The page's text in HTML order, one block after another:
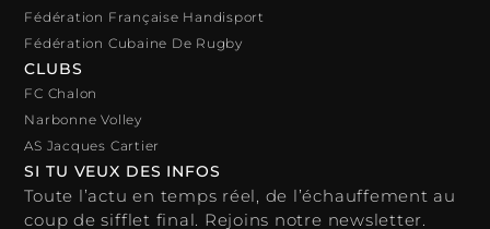
Fédération Française Handisport
Fédération Cubaine De Rugby
CLUBS
FC Chalon
Narbonne Volley
AS Jacques Cartier
SI TU VEUX DES INFOS
Toute l’actu en temps réel, de l’échauffement au
coup de sifflet final. Rejoins notre newsletter.